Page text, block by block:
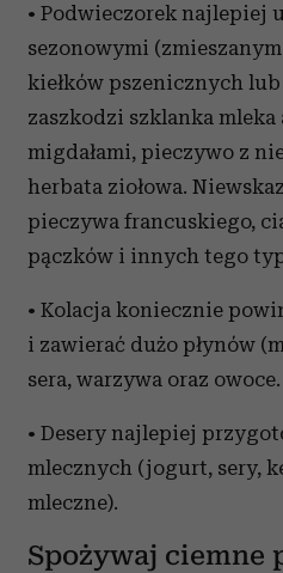
• Podwieczorek najlepiej
sezonowymi
kiełków pszenicznych
zaszkodzi szklanka
migdałami, pieczywo z
herbata ziołowa.
pieczywa francuskiego,
pączków i innych tego
• Kolacja koniecznie
i zawierać dużo płynów
sera, warzywa oraz owoce.
• Desery najlepiej
mlecznych (jogurt, sery,
mleczne).
Spożywaj ciemne